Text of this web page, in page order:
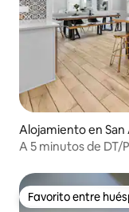
Alojamiento en
A 5 minutos de
Favorito entre
Favorito entre